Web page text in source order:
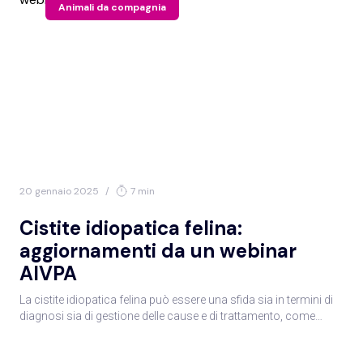
Animali da compagnia
20 gennaio 2025 / 7 min
Cistite idiopatica felina:
aggiornamenti da un webinar
AIVPA
La cistite idiopatica felina può essere una sfida sia in termini di
diagnosi sia di gestione delle cause e di trattamento, come